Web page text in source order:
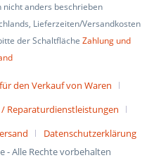
nicht anders beschrieben
Lieferzeiten/Versandkosten
der Schaltfläche Zahlung und
den Verkauf von Waren
Reparaturdienstleistungen
Datenschutzerklärung
- Alle Rechte vorbehalten